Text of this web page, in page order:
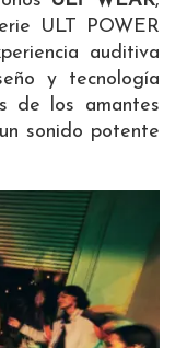
ULT POWER
auditiva
y tecnología
de los amantes
sonido potente